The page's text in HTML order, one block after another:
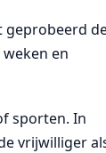
geprobeerd
en
sporten. In
vrijwilliger